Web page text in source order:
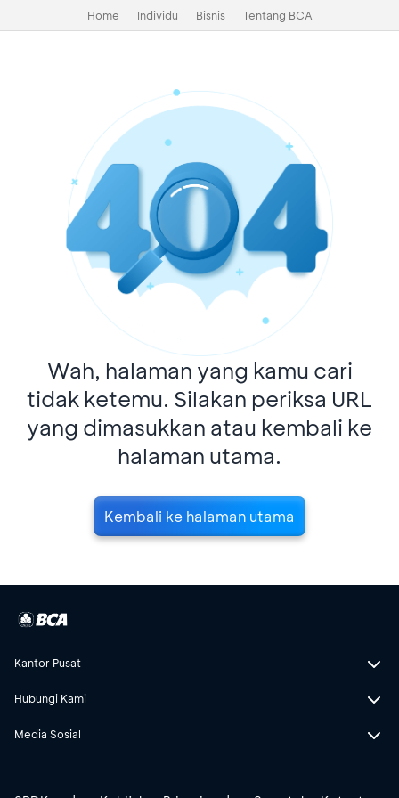
Home Individu Bisnis Tentang BCA
Wah, halaman yang kamu cari
tidak ketemu. Silakan periksa URL
yang dimasukkan atau kembali ke
halaman utama.
Kembali ke halaman utama
Kantor Pusat
Hubungi Kami
Media Sosial